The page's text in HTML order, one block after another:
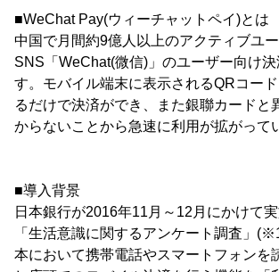
■WeChat Pay(ウィーチャットペイ)とは
中国で月間約9億人以上のアクティブユ
SNS「WeChat(微信)」のユーザー向け
す。モバイル端末に表示されるQRコー
るだけで決済ができ、また銀聯カードと
からないことから急速に利用が拡がって
■導入背景
日本銀行が2016年11月～12月にかけて
「生活意識に関するアンケート調査」
本において携帯電話やスマートフォンを